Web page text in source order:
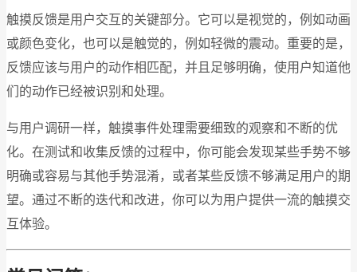
触摸反馈是用户交互的关键部分。它可以是视觉的，例如动画
或颜色变化，也可以是触觉的，例如轻微的震动。重要的是，
反馈应该与用户的动作相匹配，并且足够明确，使用户知道他
们的动作已经被识别和处理。
与用户调研一样，触摸事件处理需要细致的观察和不断的优
化。在测试和收集反馈的过程中，你可能会发现某些手势不够
明确或容易与其他手势混淆，或者某些反馈不够满足用户的期
望。通过不断的迭代和改进，你可以为用户提供一流的触摸交
互体验。